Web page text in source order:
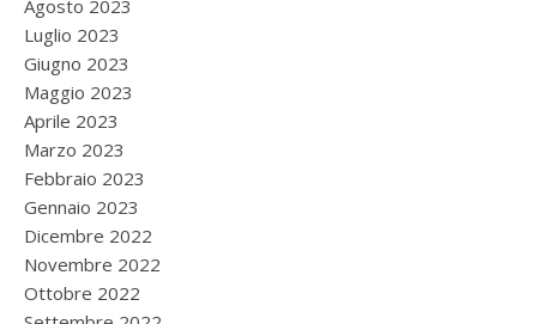
Agosto 2023
Luglio 2023
Giugno 2023
Maggio 2023
Aprile 2023
Marzo 2023
Febbraio 2023
Gennaio 2023
Dicembre 2022
Novembre 2022
Ottobre 2022